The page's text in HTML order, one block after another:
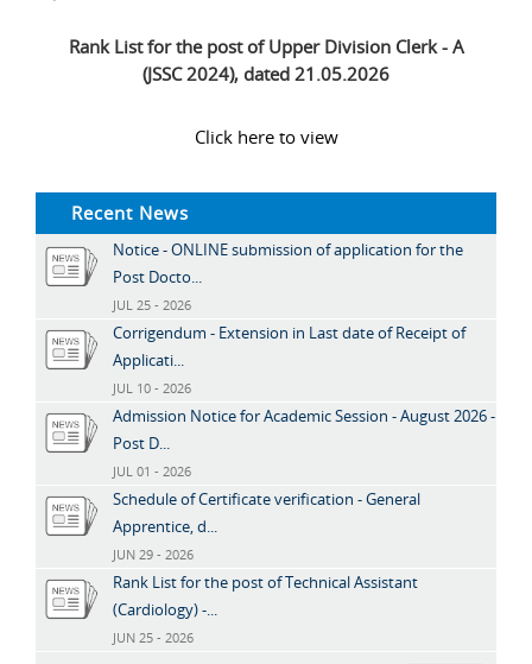
Rank List for the post of Upper Division Clerk - A
(JSSC 2024), dated 21.05.2026
Click here to view
Recent News
Notice - ONLINE submission of application for the
Post Docto...
JUL 25 - 2026
Corrigendum - Extension in Last date of Receipt of
Applicati...
JUL 10 - 2026
Admission Notice for Academic Session - August 2026 -
Post D...
JUL 01 - 2026
Schedule of Certificate verification - General
Apprentice, d...
JUN 29 - 2026
Rank List for the post of Technical Assistant
(Cardiology) -...
JUN 25 - 2026